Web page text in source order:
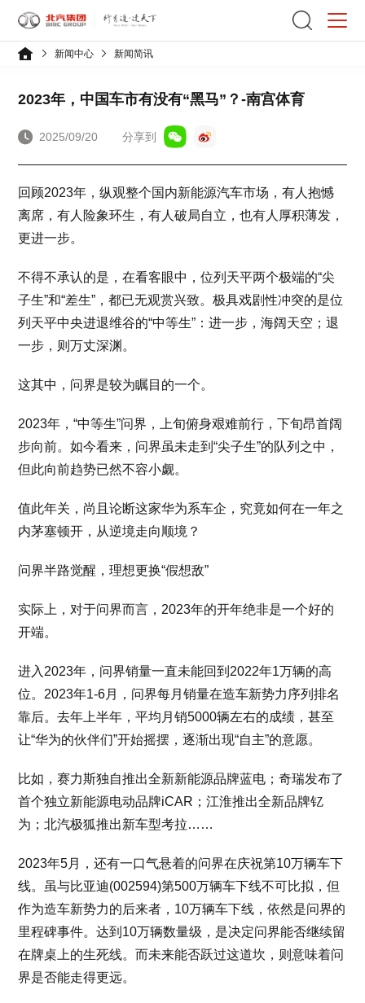
新闻中心 新闻简讯
2023年，中国车市有没有“黑马”？-南宫体育
2025/09/20 分享到
回顾2023年，纵观整个国内新能源汽车市场，有人抱憾
离席，有人险象环生，有人破局自立，也有人厚积薄发，
更进一步。
不得不承认的是，在看客眼中，位列天平两个极端的“尖
子生”和“差生”，都已无观赏兴致。极具戏剧性冲突的是位
列天平中央进退维谷的“中等生”：进一步，海阔天空；退
一步，则万丈深渊。
这其中，问界是较为瞩目的一个。
2023年，“中等生”问界，上旬俯身艰难前行，下旬昂首阔
步向前。如今看来，问界虽未走到“尖子生”的队列之中，
但此向前趋势已然不容小觑。
值此年关，尚且论断这家华为系车企，究竟如何在一年之
内茅塞顿开，从逆境走向顺境？
问界半路觉醒，理想更换“假想敌”
实际上，对于问界而言，2023年的开年绝非是一个好的
开端。
进入2023年，问界销量一直未能回到2022年1万辆的高
位。2023年1-6月，问界每月销量在造车新势力序列排名
靠后。去年上半年，平均月销5000辆左右的成绩，甚至
让“华为的伙伴们”开始摇摆，逐渐出现“自主”的意愿。
比如，赛力斯独自推出全新新能源品牌蓝电；奇瑞发布了
首个独立新能源电动品牌iCAR；江淮推出全新品牌钇
为；北汽极狐推出新车型考拉……
2023年5月，还有一口气悬着的问界在庆祝第10万辆车下
线。虽与比亚迪(002594)第500万辆车下线不可比拟，但
作为造车新势力的后来者，10万辆车下线，依然是问界的
里程碑事件。达到10万辆数量级，是决定问界能否继续留
在牌桌上的生死线。而未来能否跃过这道坎，则意味着问
界是否能走得更远。